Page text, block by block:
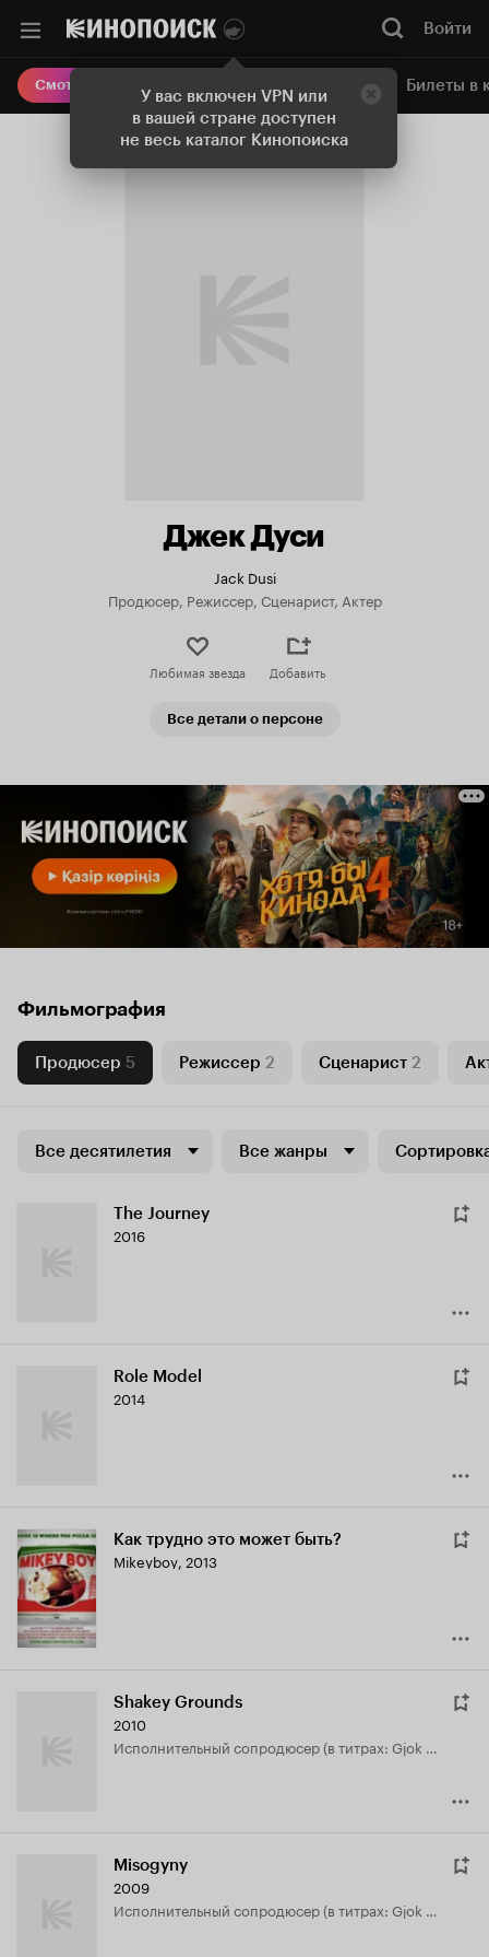
У вас включен VPN или
в вашей стране доступен
не весь каталог Кинопоиска
Войти
Смотреть кино Онлайн-кинотеатр Билеты в
Джек Дуси
Jack Dusi
Продюсер, Режиссер, Сценарист, Актер
Любимая звезда Добавить
Все детали о персоне
Фильмография
Продюсер 5 Режиссер 2 Сценарист 2
Все десятилетия Все жанры
The Journey
2016
Role Model
2014
Как трудно это может быть?
Mikeyboy, 2013
Shakey Grounds
2010
исполнительный сопродюсер (в титрах: Gjok Dusi)
Misogyny
2009
исполнительный сопродюсер (в титрах: Gjok Dusi)